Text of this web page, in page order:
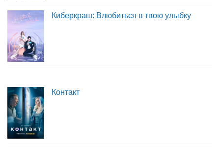
Киберкраш: Влюбиться в твою улыбку
Контакт